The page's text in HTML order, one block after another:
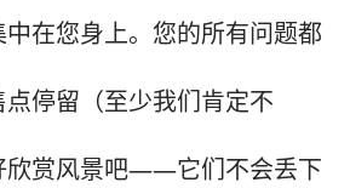
在您身上。您的所有问题都
停留（至少我们肯定不
欣赏风景吧——它们不会丢下